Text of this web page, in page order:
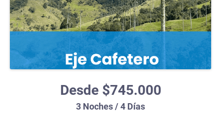
Desde $745.000
3 Noches / 4 Días